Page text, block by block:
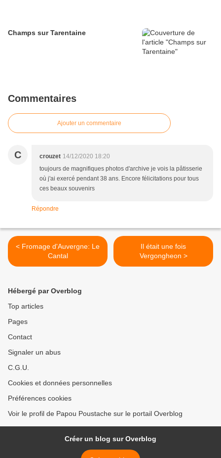
Champs sur Tarentaine
Commentaires
Ajouter un commentaire
C crouzet 14/12/2020 18:20
toujours de magnifiques photos d'archive je vois la pâtisserie
où j'ai exercé pendant 38 ans. Encore félicitations pour tous
ces beaux souvenirs
Répondre
< Fromage d'Auvergne: Le
Cantal
Il était une fois
Vergongheon >
Hébergé par Overblog
Top articles
Pages
Contact
Signaler un abus
C.G.U.
Cookies et données personnelles
Préférences cookies
Voir le profil de Papou Poustache sur le portail Overblog
Créer un blog sur Overblog